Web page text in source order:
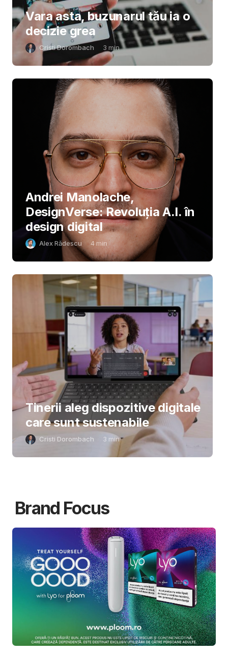
Vara asta, buzunarul tău ia o
decizie grea
Cristi Dorombach 3 min
Andrei Manolache,
DesignVerse: Revoluția A.I. în
design digital
Alex Rădescu 4 min
Tinerii aleg dispozitive digitale
care sunt sustenabile
Cristi Dorombach 3 min
Brand Focus